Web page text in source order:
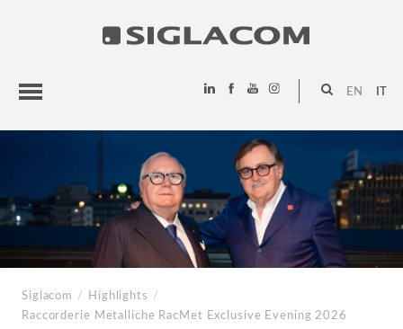
EN
SIGLACOM
Siglacom / Highlights
/
Raccorderie Metalliche RacMet Exclusive Evening 2026